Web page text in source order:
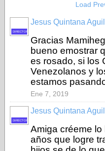
Load
DIRECTOR
Jesus Quintana
Gracias
bueno emostrar
es rosado, si los
Venezolanos y
estamos
Ene 7, 2019
DIRECTOR
Jesus Quintana
Amiga créeme
años que logre